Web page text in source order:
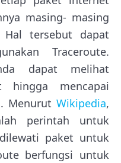
masing- masing
tersebut dapat
Traceroute.
dapat melihat
hingga mencapai
Menurut Wikipedia,
perintah untuk
paket untuk
berfungsi untuk